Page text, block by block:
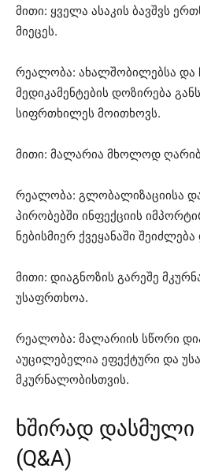
მითი: ყველა ასაკის ბავშვს
მიეცეს.
რეალობა: ახალშობილებსა და
მედიკამენტების დოზირება
სიფრთხილეს მოითხოვს.
მითი: მალარია მხოლოდ ღარიბ
რეალობა: გლობალიზაციისა
პირობებში ინფექციის
ნებისმიერ ქვეყანაში
მითი: დიაგნოზის გარეშე
უსაფრთხოა.
რეალობა: მალარიის სწორი
აუცილებელია ეფექტური და
მკურნალობისთვის.
ხშირად დასმული
(Q&A)